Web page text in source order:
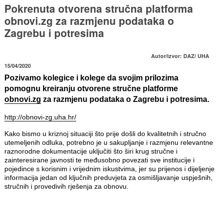
Pokrenuta otvorena stručna platforma
obnovi.zg za razmjenu podataka o
Zagrebu i potresima
Autor/izvor: DAZ/ UHA
15/04/2020
Pozivamo kolegice i kolege da svojim prilozima
pomognu kreiranju otvorene stručne platforme
obnovi.zg za razmjenu podataka o Zagrebu i potresima.
http://obnovi-zg.uha.hr/
Kako bismo u kriznoj situaciji što prije došli do kvalitetnih i stručno
utemeljenih odluka, potrebno je u sakupljanje i razmjenu relevantne
raznorodne dokumentacije uključiti što širi krug stručne i
zainteresirane javnosti te međusobno povezati sve institucije i
pojedince s korisnim i vrijednim iskustvima, jer su prijenos i dijeljenje
informacija jedan od ključnih preduvjeta za osmišljavanje uspješnih,
stručnih i provedivih rješenja za obnovu.